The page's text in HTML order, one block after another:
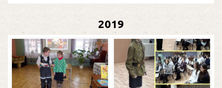
2019